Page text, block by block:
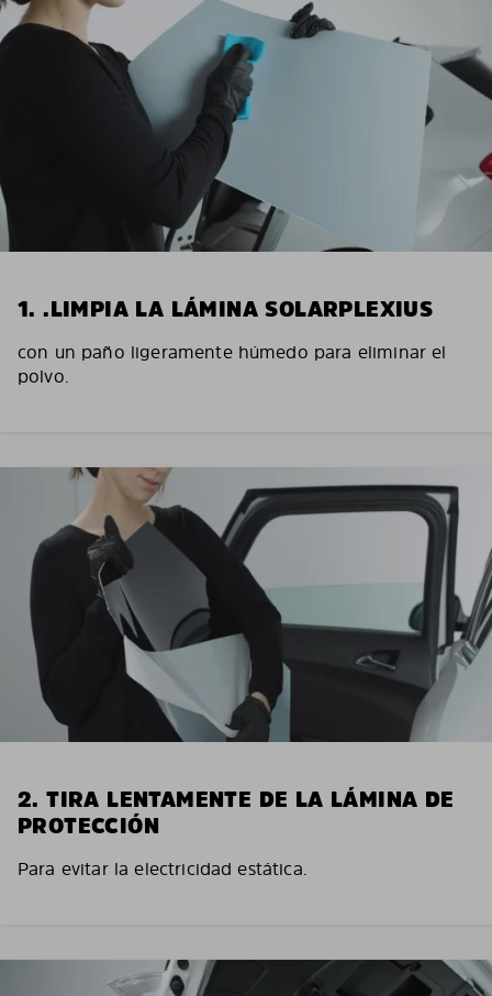
1. .LIMPIA LA LÁMINA SOLARPLEXIUS
con un paño ligeramente húmedo para eliminar el
polvo.
2. TIRA LENTAMENTE DE LA LÁMINA DE
PROTECCIÓN
Para evitar la electricidad estática.